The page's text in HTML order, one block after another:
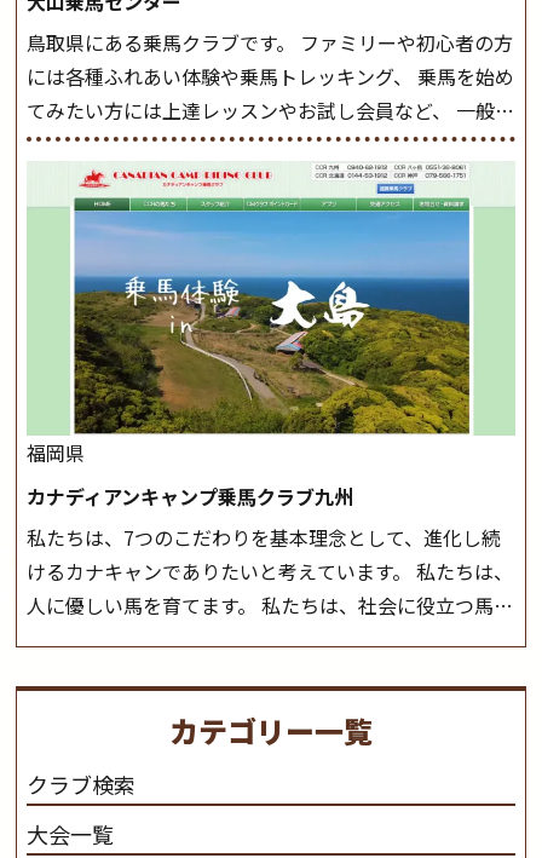
まとめをします。 三種歩法をマスターし、ワンランク上
の扶助操作や誘導方法を身につけましょう。 注意事項
◆馬場使用状況により、使用する馬場はこちらで決定い
たしますのでご了承ください ◆基本は雨天決行です
が、落雷・強風等のより、安全上急遽中止させていただ
く場合がございます。 ◆三木ホースランドパークの協議
会や講習会等により、一部レッスンが中止になる場合が
ございます。 その際、ご予約いただいている皆様には事
前にご連絡いたします。MIKIホーストレックのツアー
はこちら
鳥取県にある乗馬クラブです。 ファミリーや初心者の方
には各種ふれあい体験や乗馬トレッキング、 乗馬を始め
てみたい方には上達レッスンやお試し会員など、 一般の
方に幅広くお楽しみいただける施設を目指しています。
また、お手軽（低価格）に会員になったり自分の馬を持
つことのできる乗馬クラブでもあり、 健康や趣味、スポ
ーツ競技として、老若男女様々な方が、日々乗馬をお楽
しみいただいています。 なお、ゴールデンウィークと夏
休み期間中は無休で営業していますので、ぜひご家族で
お越しください！大山乗馬センターの紹介記事はこち
福岡県
カナディアンキャンプ乗馬クラブ九州
私たちは、7つのこだわりを基本理念として、進化し続
けるカナキャンでありたいと考えています。 私たちは、
人に優しい馬を育てます。 私たちは、社会に役立つ馬を
生産します。 私たちは、馬や人々に癒しとなる環境を守
さと魅力を追求します。 私たちは、馬の品種と血統にこ
だわります。 私たちは、乗用馬の質の向上を目指し、生
産･育成･調教を一貫して行います。カナディアンキャ
ンプ乗馬クラブ九州のツアー情報はこちら
カテゴリー一覧
クラブ検索
大会一覧